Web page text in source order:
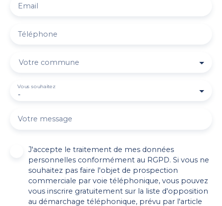
Email
Téléphone
Votre commune
-
Vous souhaitez
Votre message
J'accepte le traitement de mes données
personnelles conformément au RGPD. Si vous ne
souhaitez pas faire l'objet de prospection
commerciale par voie téléphonique, vous pouvez
vous inscrire gratuitement sur la liste d'opposition
au démarchage téléphonique, prévu par l'article